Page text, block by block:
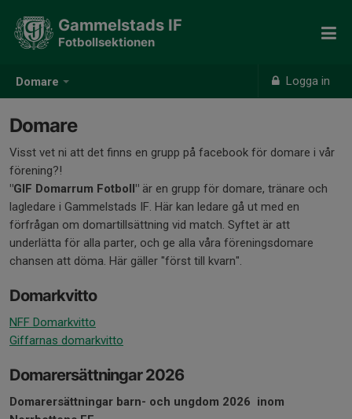
Domare Logga in
Gammelstads IF
Fotbollsektionen
Domare
Visst vet ni att det finns en grupp på facebook för domare i vår
förening?!
"GIF Domarrum Fotboll" är en grupp för domare, tränare och
lagledare i Gammelstads IF. Här kan ledare gå ut med en
förfrågan om domartillsättning vid match. Syftet är att
underlätta för alla parter, och ge alla våra föreningsdomare
chansen att döma. Här gäller "först till kvarn".
Domarkvitto
NFF Domarkvitto
Giffarnas domarkvitto
Domarersättningar 2026
Domarersättningar barn- och ungdom 2026 inom